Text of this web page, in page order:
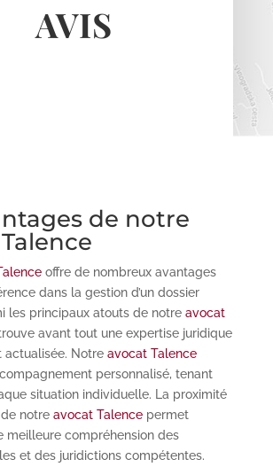
AVIS
de notre
offre de nombreux avantages
dans la gestion d’un dossier
les principaux atouts de notre avocat
avant tout une expertise juridique
actualisée. Notre avocat Talence
personnalisé, tenant
situation individuelle. La proximité
notre avocat Talencepermet
meilleure compréhension des
et des juridictions compétentes.